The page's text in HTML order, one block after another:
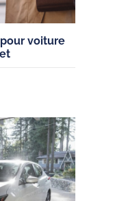
voiture